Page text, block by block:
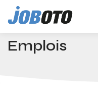
Skip to main content
Accueil Emplois à
Emplois